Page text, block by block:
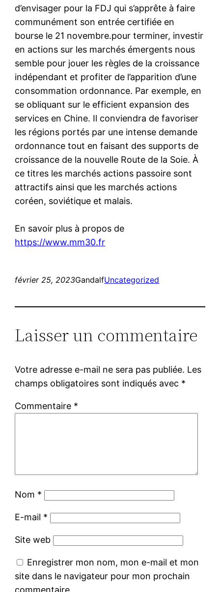
d’envisager pour la FDJ qui s’apprête à faire
communément son entrée certifiée en
bourse le 21 novembre.pour terminer, investir
en actions sur les marchés émergents nous
semble pour jouer les règles de la croissance
indépendant et profiter de l’apparition d’une
consommation ordonnance. Par exemple, en
se obliquant sur le efficient expansion des
services en Chine. Il conviendra de favoriser
les régions portés par une intense demande
ordonnance tout en faisant des supports de
croissance de la nouvelle Route de la Soie. À
ce titres les marchés actions passoire sont
attractifs ainsi que les marchés actions
coréen, soviétique et malais.
En savoir plus à propos de
https://www.mm30.fr
février 25, 2023GandalfUncategorized
Laisser un commentaire
Votre adresse e-mail ne sera pas publiée. Les
champs obligatoires sont indiqués avec *
Commentaire *
Nom *
E-mail *
Site web
Enregistrer mon nom, mon e-mail et mon
site dans le navigateur pour mon prochain
commentaire.